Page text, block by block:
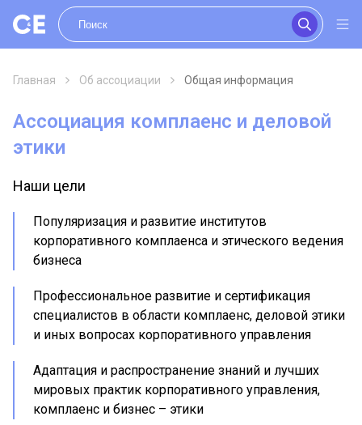
Главная Об ассоциации Общая информация
Ассоциация комплаенс и деловой
этики
Наши цели
Популяризация и развитие институтов
корпоративного комплаенса и этического ведения
бизнеса
Профессиональное развитие и сертификация
специалистов в области комплаенс, деловой этики
и иных вопросах корпоративного управления
Адаптация и распространение знаний и лучших
мировых практик корпоративного управления,
комплаенс и бизнес – этики